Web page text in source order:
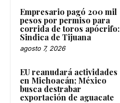
Empresario pagó 200 mil
pesos por permiso para
corrida de toros apócrifo:
Sindica de Tijuana
agosto 7, 2026
EU reanudará actividades
en Michoacán; México
busca destrabar
exportación de aguacate